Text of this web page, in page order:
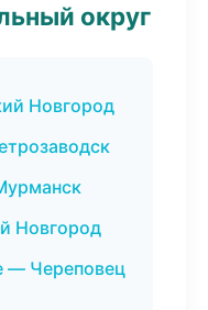
округ
Новгород
Новгород
— Череповец